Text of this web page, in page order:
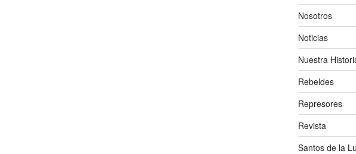
Nosotros
Noticias
Nuestra
Rebeldes
Represores
Revista
Santos de la